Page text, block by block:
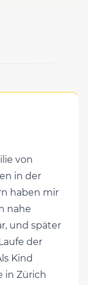
von
in der
haben mir
nahe
und später
der
Kind
in Zürich